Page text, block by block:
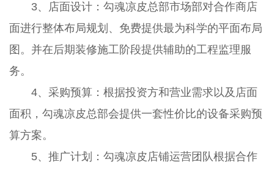
3、店面设计：勾魂凉皮总部市场部对合作商店
面进行整体布局规划、免费提供最为科学的平面布局
图。并在后期装修施工阶段提供辅助的工程监理服
务。
4、采购预算：根据投资方和营业需求以及店面
面积，勾魂凉皮总部会提供一套性价比的设备采购预
算方案。
5、推广计划：勾魂凉皮店铺运营团队根据合作